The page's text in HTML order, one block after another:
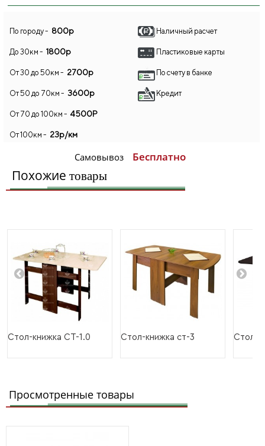
По городу - 800р
До 30км - 1800р
От 30 до 50км - 2700р
От 50 до 70км - 3600р
От 70 до 100км - 4500Р
От 100км - 23р/км
Самовывоз Бесплатно
Наличный расчет
Пластиковые карты
По счету в банке
Кредит
Похожие товары
Стол-книжка СТ-1.0 Стол-книжка ст-3 Стол-
Просмотренные товары